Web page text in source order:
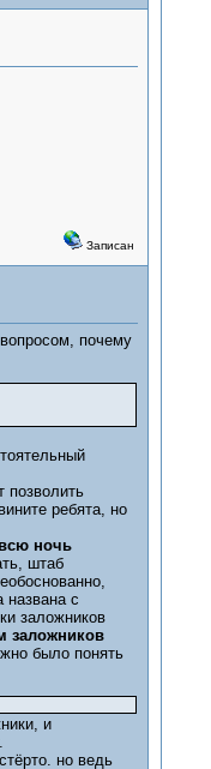
Записан
почему
позволить
ребята, но
всю ночь
штаб
названа с
заложников
заложников
было понять
и
но ведь